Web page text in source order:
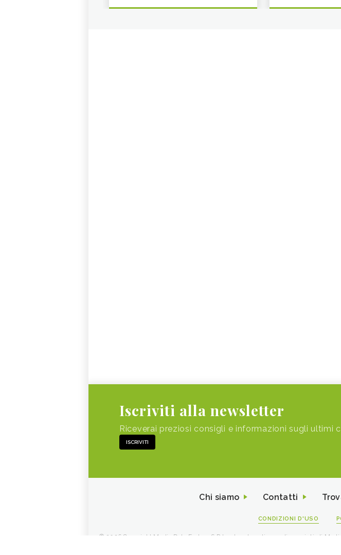
Iscriviti alla newsletter
Riceverai preziosi consigli e informazioni sugli ultimi
ISCRIVITI
Chi siamo Contatti
CONDIZIONI D'USO
© 2026 Copyright Media Data Factory S.R.L. - I contenuti sono di proprietà di